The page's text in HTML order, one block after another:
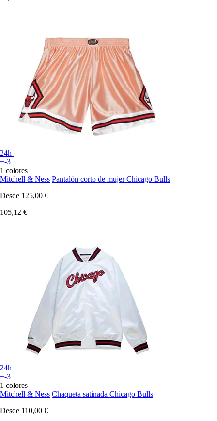
24h
+-3
1 colores
Mitchell & Ness Pantalón corto de mujer Chicago Bulls
Desde 125,00 €
105,12 €
24h
+-3
1 colores
Mitchell & Ness Chaqueta satinada Chicago Bulls
Desde 110,00 €